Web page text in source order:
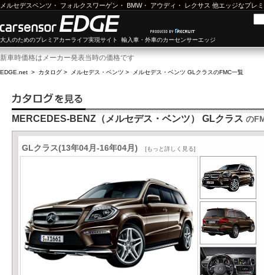
メルセデスベンツ ・ フォルクスワーゲン ・ BMW・ アウディ ・ レクサス 他エッジなプレ
大人のためのプレミアカーライフ実現サイト 輸入車・外車のカーセンサーエッジ
新車時価格はメーカー発表当時の価格です
EDGE.net > カタログ > メルセデス・ベンツ > メルセデス・ベンツ GLクラスのFMC一覧
MERCEDES-BENZ（メルセデス・ベンツ） GLクラス の
GLクラス(13年04月-16年04月) [もっと詳しく見る]